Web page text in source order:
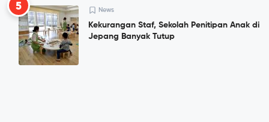
5 News
Kekurangan Staf, Sekolah Penitipan Anak di
Jepang Banyak Tutup